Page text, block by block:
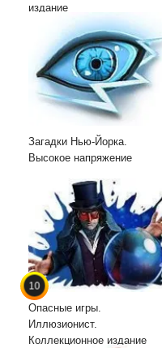
издание
Загадки Нью-Йорка.
Высокое напряжение
10
Опасные игры.
Иллюзионист.
Коллекционное издание